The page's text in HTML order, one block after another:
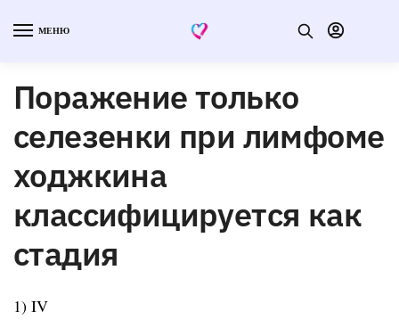
МЕНЮ
Поражение только
селезенки при лимфоме
ходжкина
классифицируется как
стадия
1) IV